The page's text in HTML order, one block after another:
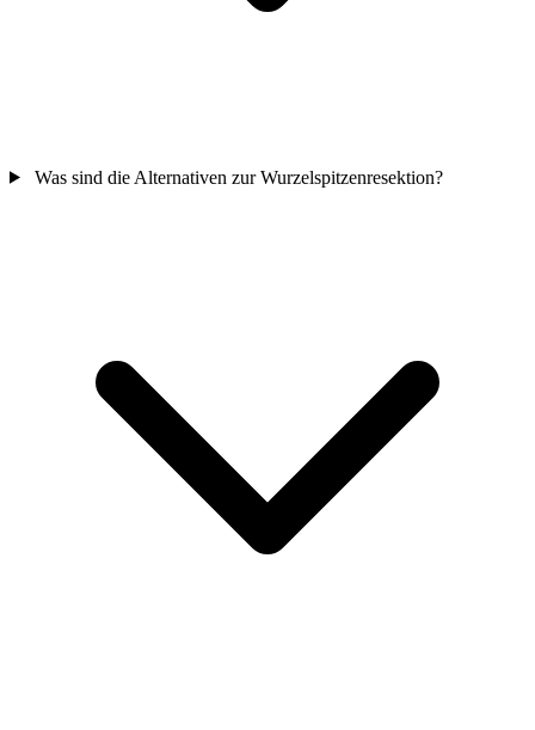
Was sind die Alternativen zur Wurzelspitzenresektion?